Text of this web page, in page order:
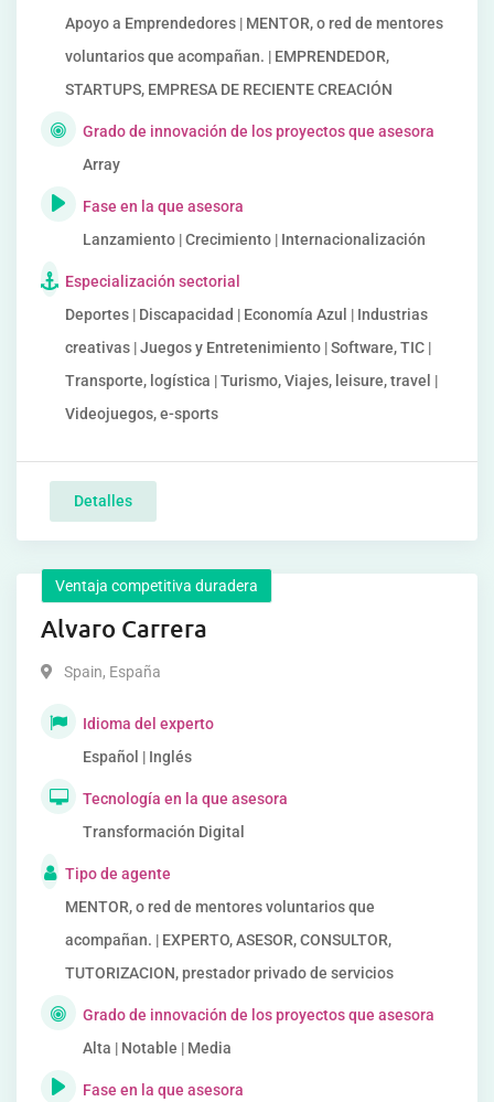
Apoyo a Emprendedores | MENTOR, o red de mentores
voluntarios que acompañan. | EMPRENDEDOR,
STARTUPS, EMPRESA DE RECIENTE CREACIÓN
Grado de innovación de los proyectos que asesora
Array
Fase en la que asesora
Lanzamiento | Crecimiento | Internacionalización
Especialización sectorial
Deportes | Discapacidad | Economía Azul | Industrias
creativas | Juegos y Entretenimiento | Software, TIC |
Transporte, logística | Turismo, Viajes, leisure, travel |
Videojuegos, e-sports
Detalles
Ventaja competitiva duradera
Alvaro Carrera
Spain, España
Idioma del experto
Español | Inglés
Tecnología en la que asesora
Transformación Digital
Tipo de agente
MENTOR, o red de mentores voluntarios que
acompañan. | EXPERTO, ASESOR, CONSULTOR,
TUTORIZACION, prestador privado de servicios
Grado de innovación de los proyectos que asesora
Alta | Notable | Media
Fase en la que asesora